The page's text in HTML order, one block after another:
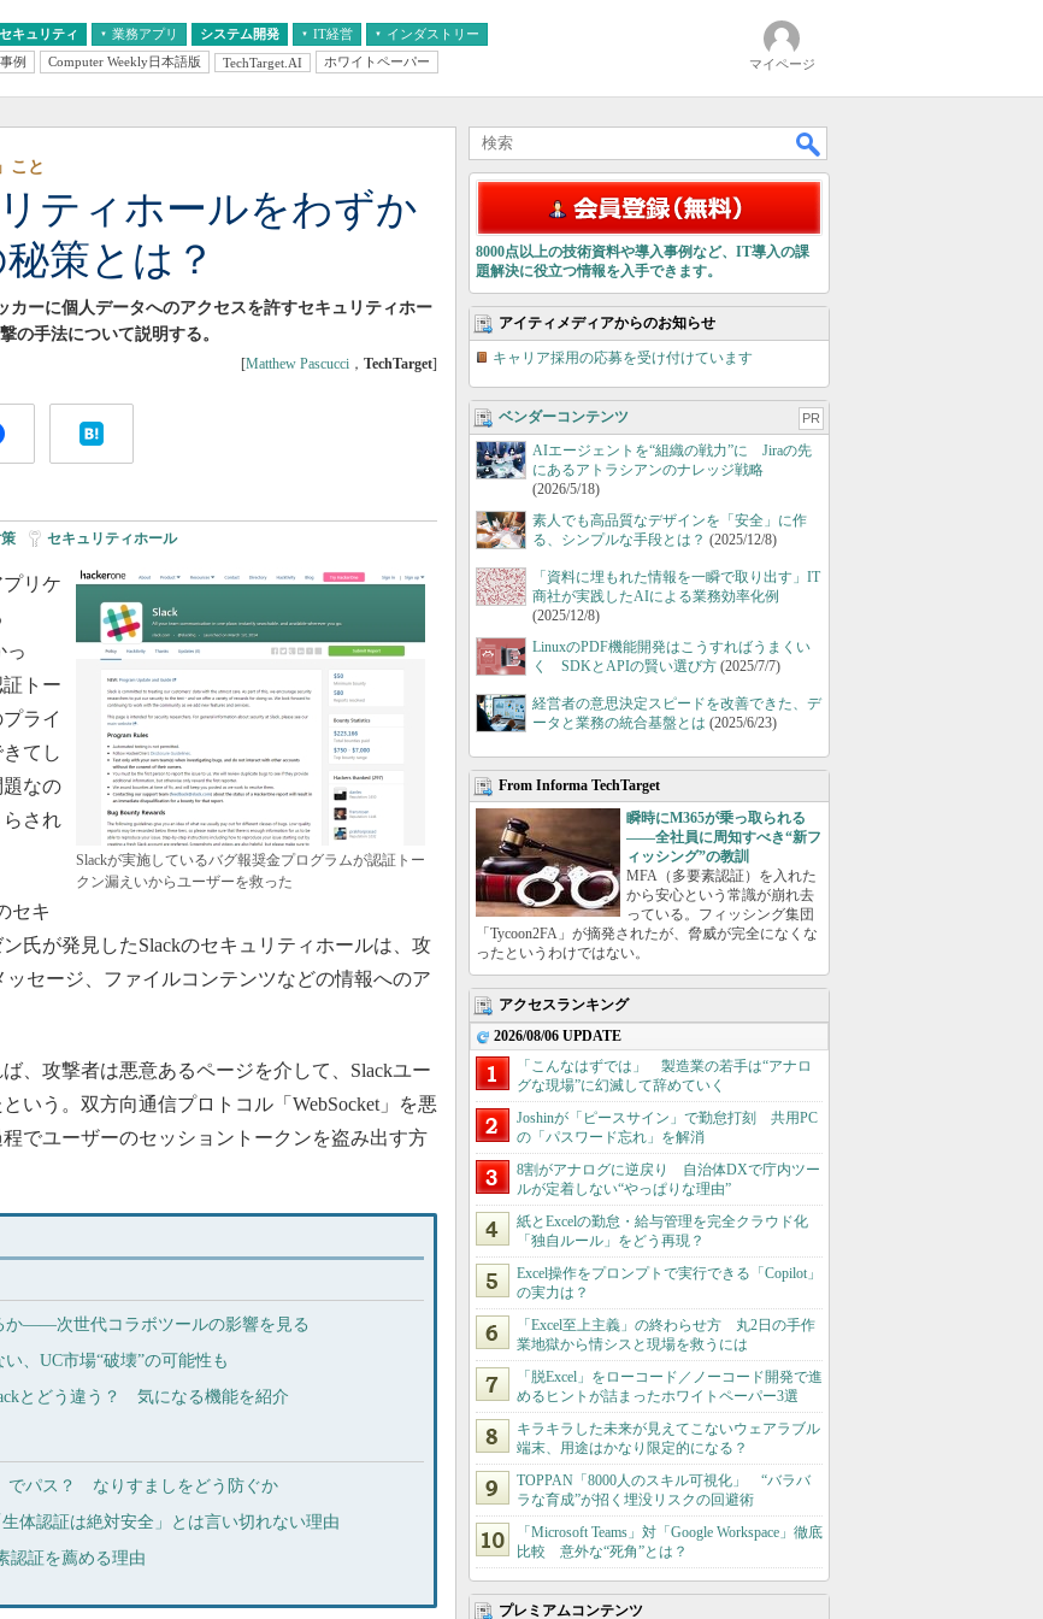
セキュリティ 業務アプリ システム開発 IT経営
経営とIT
インダストリー
医療IT
例 Computer Weekly日本語版 TechTarget.AI ホワイトペーパー マイページ
リティホールをわずか
策とは？
こと
ーに個人データへのアクセスを許すセキュリティホー
の手法について説明する。
[Matthew Pascucci ， TechTarget]
セキュリティホール
Slackが実施しているバグ報奨金プログラムが認証トー
クン漏えいからユーザーを救った
リケ
っ
トー
ライ
てし
なの
され
セキ
氏が発見したSlackのセキュリティホールは、攻
セージ、ファイルコンテンツなどの情報へのア
、攻撃者は悪意あるページを介して、Slackユー
いう。双方向通信プロトコル「WebSocket」を悪
でユーザーのセッショントークンを盗み出す方
か――次世代コラボツールの影響を見る
、UC市場“破壊”の可能性も
とどう違う？ 気になる機能を紹介
でパス？ なりすましをどう防ぐか
体認証は絶対安全」とは言い切れない理由
認証を薦める理由
8000点以上の技術資料や導入事例など、IT導入の課
題解決に役立つ情報を入手できます。
アイティメディアからのお知らせ
キャリア採用の応募を受け付けています
ベンダーコンテンツ PR
AIエージェントを“組織の戦力”に Jiraの先
にあるアトラシアンのナレッジ戦略
(2026/5/18)
素人でも高品質なデザインを「安全」に作
る、シンプルな手段とは？ (2025/12/8)
「資料に埋もれた情報を一瞬で取り出す」IT
商社が実践したAIによる業務効率化例
(2025/12/8)
LinuxのPDF機能開発はこうすればうまくい
く SDKとAPIの賢い選び方 (2025/7/7)
経営者の意思決定スピードを改善できた、デ
ータと業務の統合基盤とは (2025/6/23)
From Informa TechTarget
瞬時にM365が乗っ取られる
――全社員に周知すべき“新フ
ィッシング”の教訓
MFA（多要素認証）を入れた
から安心という常識が崩れ去
っている。フィッシング集団
「Tycoon2FA」が摘発されたが、脅威が完全になくな
ったというわけではない。
アクセスランキング
2026/08/06 UPDATE
「こんなはずでは」 製造業の若手は“アナロ
グな現場”に幻滅して辞めていく
Joshinが「ピースサイン」で勤怠打刻 共用PC
の「パスワード忘れ」を解消
8割がアナログに逆戻り 自治体DXで庁内ツー
ルが定着しない“やっぱりな理由”
紙とExcelの勤怠・給与管理を完全クラウド化
「独自ルール」をどう再現？
Excel操作をプロンプトで実行できる「Copilot」
の実力は？
「Excel至上主義」の終わらせ方 丸2日の手作
業地獄から情シスと現場を救うには
「脱Excel」をローコード／ノーコード開発で進
めるヒントが詰まったホワイトペーパー3選
キラキラした未来が見えてこないウェアラブル
端末、用途はかなり限定的になる？
TOPPAN「8000人のスキル可視化」 “バラバ
ラな育成”が招く埋没リスクの回避術
「Microsoft Teams」対「Google Workspace」徹底
比較 意外な“死角”とは？
プレミアムコンテンツ